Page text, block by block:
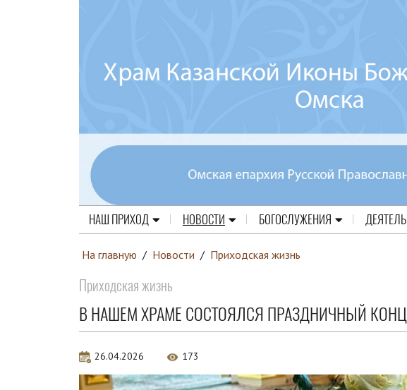
НАШ ПРИХОД НОВОСТИ БОГОСЛУЖЕНИЯ
На главную / Новости / Приходская жизнь
Приходская жизнь
В НАШЕМ ХРАМЕ СОСТОЯЛСЯ ПРАЗДНИЧНЫЙ
26.04.2026 173